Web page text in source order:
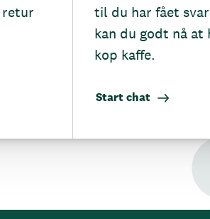
til du har fået
kan du godt nå at
kop kaffe.
Start chat